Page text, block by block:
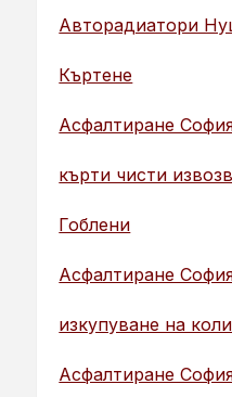
Авторадиатори
Къртене
Асфалтиране
кърти чисти
Гоблени
Асфалтиране
изкупуване на
Асфалтиране